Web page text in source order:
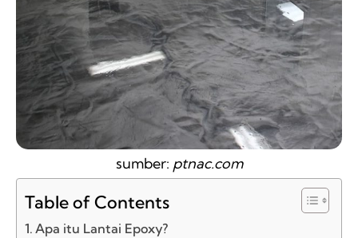
sumber: ptnac.com
Table of Contents
Apa itu Lantai Epoxy?